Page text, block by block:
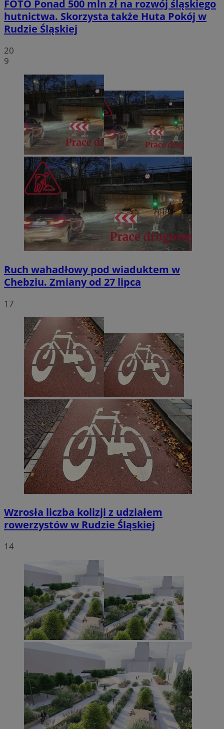
FOTO Ponad 500 mln zł na rozwój śląskiego
hutnictwa. Skorzysta także Huta Pokój w
Rudzie Śląskiej
20
9
Ruch wahadłowy pod wiaduktem w
Chebziu. Zmiany od 27 lipca
17
Wzrosła liczba kolizji z udziałem
rowerzystów w Rudzie Śląskiej
14